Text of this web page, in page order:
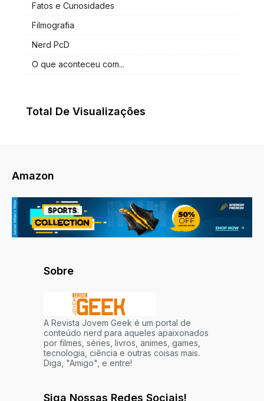
Fatos e Curiosidades
Filmografia
Nerd PcD
O que aconteceu com...
Total De Visualizações
Amazon
Sobre
A Revista Jovem Geek é um portal de
conteúdo nerd para aqueles apaixonados
por filmes, séries, livros, animes, games,
tecnologia, ciência e outras coisas mais.
Diga, "Amigo", e entre!
Siga Nossas Redes Sociais!